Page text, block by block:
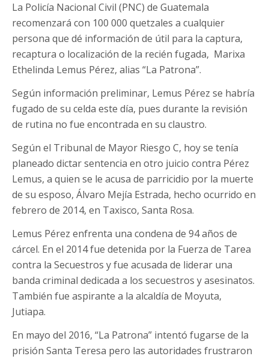
La Policía Nacional Civil (PNC) de Guatemala
recomenzará con 100 000 quetzales a cualquier
persona que dé información de útil para la captura,
recaptura o localización de la recién fugada, Marixa
Ethelinda Lemus Pérez, alias “La Patrona”.
Según información preliminar, Lemus Pérez se habría
fugado de su celda este día, pues durante la revisión
de rutina no fue encontrada en su claustro.
Según el Tribunal de Mayor Riesgo C, hoy se tenía
planeado dictar sentencia en otro juicio contra Pérez
Lemus, a quien se le acusa de parricidio por la muerte
de su esposo, Álvaro Mejía Estrada, hecho ocurrido en
febrero de 2014, en Taxisco, Santa Rosa.
Lemus Pérez enfrenta una condena de 94 años de
cárcel. En el 2014 fue detenida por la Fuerza de Tarea
contra la Secuestros y fue acusada de liderar una
banda criminal dedicada a los secuestros y asesinatos.
También fue aspirante a la alcaldía de Moyuta,
Jutiapa.
En mayo del 2016, “La Patrona” intentó fugarse de la
prisión Santa Teresa pero las autoridades frustraron